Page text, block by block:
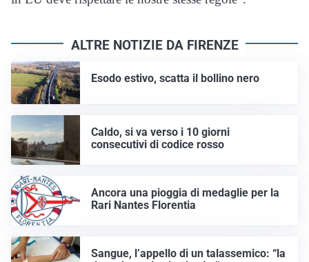
ALTRE NOTIZIE DA FIRENZE
Esodo estivo, scatta il bollino nero
Caldo, si va verso i 10 giorni
consecutivi di codice rosso
Ancora una pioggia di medaglie per la
Rari Nantes Florentia
Sangue, l’appello di un talassemico: “la